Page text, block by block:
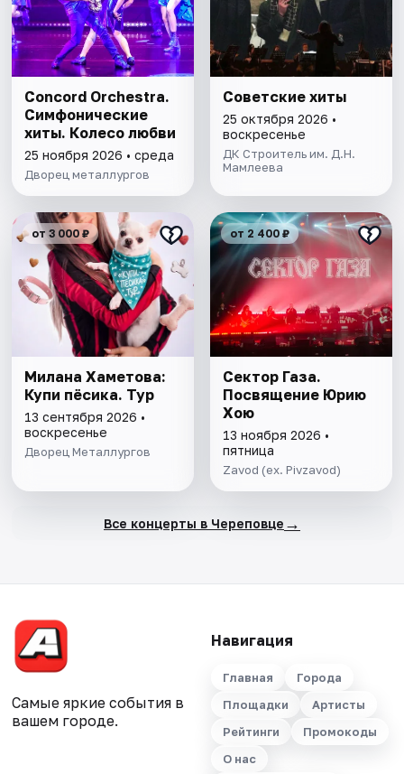
Concord Orchestra.
Симфонические
хиты. Колесо любви
25 ноября 2026 • среда
Дворец металлургов
Советские хиты
25 октября 2026 •
воскресенье
ДК Строитель им. Д.Н.
Мамлеева
от 3 000 ₽
Милана Хаметова:
Купи пёсика. Тур
13 сентября 2026 •
воскресенье
Дворец Металлургов
от 2 400 ₽
Сектор Газа.
Посвящение Юрию
Хою
13 ноября 2026 •
пятница
Zavod (ex. Pivzavod)
Все концерты в Череповце →
Самые яркие события в
вашем городе.
Навигация
Главная
Города
Площадки
Артисты
Рейтинги
Промокоды
О нас